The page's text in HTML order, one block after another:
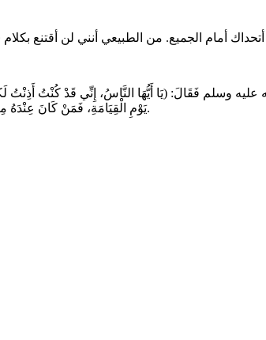
صلى الله عليه وسلم فَقَالَ: (يَا أَيُّهَا النَّاسُ، إِنِّي قَدْ
يَوْمِ الْقِيَامَةِ، فَمَنْ كَانَ عِنْدَهُ مِنْهُنَّ شَيْءٌ فَلْيُخَلِّ سَبِيلَهُ، وَلَا تَأْخُذُوا مِمَّا آتَيْتُمُوهُنَّ شَيْئًا ).